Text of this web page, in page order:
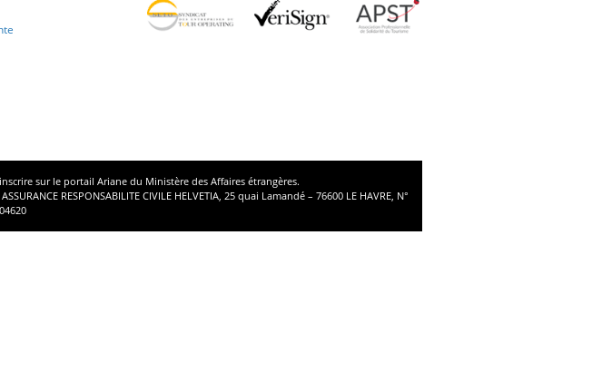
sur le portail Arianedu Ministère des Affaires étrangères.
RESPONSABILITE CIVILE HELVETIA, 25 quai Lamandé – 76600 LE HAVRE, N°